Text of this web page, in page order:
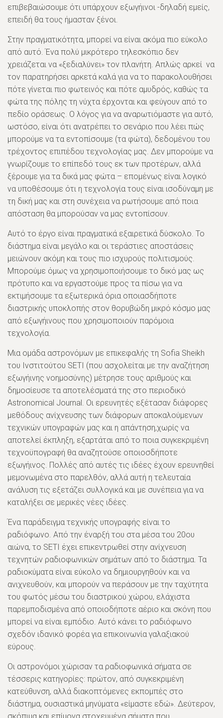
επιβεβαιώσουμε ότι υπάρχουν εξωγήινοι -δηλαδή εμείς,
επειδή θα τους ήμασταν ξένοι.
Στην πραγματικότητα, μπορεί να είναι ακόμα πιο εύκολο
από αυτό. Ένα πολύ μικρότερο τηλεσκόπιο δεν
χρειάζεται να «ξεδιαλύνει» τον πλανήτη. Απλώς αρκεί να
τον παρατηρήσει αρκετά καλά για να το παρακολουθήσει
πότε γίνεται πιο φωτεινός και πότε αμυδρός, καθώς τα
φώτα της πόλης τη νύχτα έρχονται και φεύγουν από το
πεδίο οράσεως. Ο λόγος για να αναρωτιόμαστε για αυτό,
ωστόσο, είναι ότι ανατρέπει το σενάριο που λέει πώς
μπορούμε να τα εντοπίσουμε (τα φώτα), δεδομένου του
τρέχοντος επιπέδου τεχνολογίας μας. Δεν μπορούμε να
γνωρίζουμε το επίπεδό τους εκ των προτέρων, αλλά
ξέρουμε για τα δικά μας φώτα – επομένως είναι λογικό
να υποθέσουμε ότι η τεχνολογία τους είναι ισοδύναμη με
τη δική μας και στη συνέχεια να ρωτήσουμε από ποια
απόσταση θα μπορούσαν να μας εντοπίσουν.
Αυτό το έργο είναι πραγματικά εξαιρετικά δύσκολο. Το
διάστημα είναι μεγάλο και οι τεράστιες αποστάσεις
μειώνουν ακόμη και τους πιο ισχυρούς πολιτισμούς.
Μπορούμε όμως να χρησιμοποιήσουμε το δικό μας ως
πρότυπο και να εργαστούμε προς τα πίσω για να
εκτιμήσουμε τα εξωτερικά όρια οποιασδήποτε
διαστρικής υποκλοπής στον θορυβώδη μικρό κόσμο μας
από εξωγήινους που χρησιμοποιούν παρόμοια
τεχνολογία.
Μια ομάδα αστρονόμων με επικεφαλής τη Sofia Sheikh
του Ινστιτούτου SETI (που ασχολείται με την αναζήτηση
εξωγήινης νοημοσύνης) μέτρησε τους αριθμούς και
δημοσίευσε τα αποτελέσματά της στο περιοδικό
Astronomical Journal. Οι ερευνητές εξέτασαν διάφορες
μεθόδους ανίχνευσης των διάφορων αποκαλούμενων
τεχνικών υπογραφών μας και η απάντηση,χωρίς να
αποτελεί έκπληξη, εξαρτάται από το ποια συγκεκριμένη
τεχνοϋπογραφή θα αναζητούσε οποιοσδήποτε
εξωγήινος. Πολλές από αυτές τις ιδέες έχουν ερευνηθεί
μεμονωμένα στο παρελθόν, αλλά αυτή η τελευταία
ανάλυση τις εξετάζει συλλογικά και με συνέπεια για να
καταλήξει σε μερικές νέες ιδέες.
Ένα παράδειγμα τεχνικής υπογραφής είναι το
ραδιόφωνο. Από την έναρξή του στα μέσα του 20ου
αιώνα, το SETI έχει επικεντρωθεί στην ανίχνευση
τεχνητών ραδιοφωνικών σημάτων από το διάστημα. Τα
ραδιοκύματα είναι εύκολο να δημιουργηθούν και να
ανιχνευθούν, και μπορούν να περάσουν με την ταχύτητα
του φωτός μέσω του διαστρικού χώρου, ελάχιστα
παρεμποδισμένα από οποιοδήποτε αέριο και σκόνη που
μπορεί να είναι εμπόδιο. Αυτό κάνει το ραδιόφωνο
σχεδόν ιδανικό φορέα για επικοινωνία γαλαξιακού
εύρους.
Οι αστρονόμοι χώρισαν τα ραδιοφωνικά σήματα σε
τέσσερις κατηγορίες: πρώτον, από συγκεκριμένη
κατεύθυνση, αλλά διακοπτόμενες εκπομπές στο
διάστημα, ουσιαστικά μηνύματα «είμαστε εδώ». Δεύτερον,